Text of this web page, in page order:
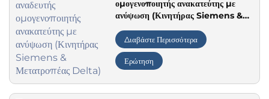
ομογενοποιητής ανακατεύτης με
ανύψωση (Κινητήρας Siemens &
Διαβάστε Περισσότερα
Ερώτηση